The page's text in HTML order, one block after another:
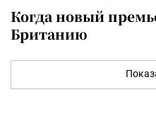
Когда новый
Британию